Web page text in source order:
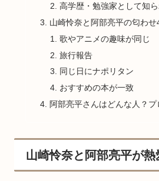
高学歴・勉強家として知
山崎怜奈と阿部亮平の匂わせ
歌やアニメの趣味が同じ
旅行報告
同じ日にナポリタン
おすすめの本が一致
阿部亮平さんはどんな人？
山崎怜奈と阿部亮平が熱